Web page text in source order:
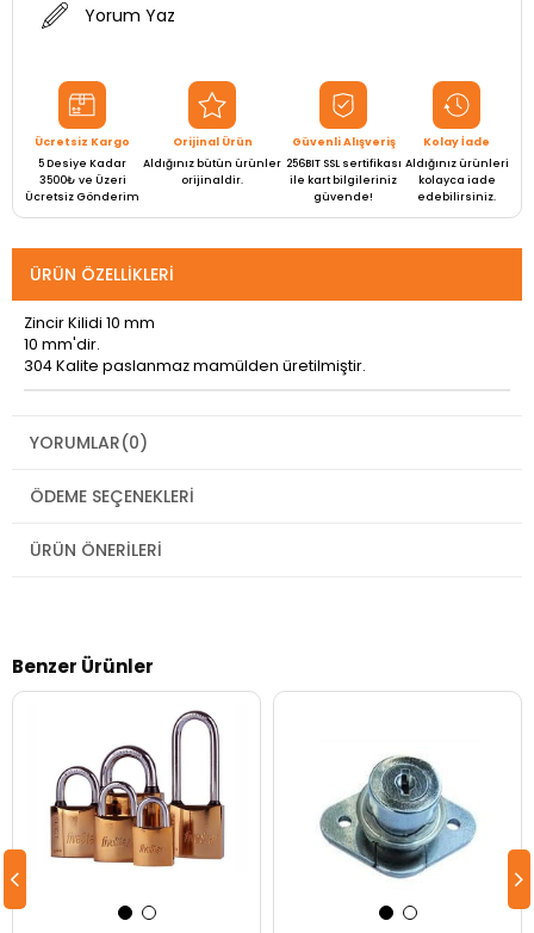
Yorum Yaz
Ücretsiz Kargo
5 Desiye Kadar
3500₺ ve Üzeri
Ücretsiz Gönderim
Orijinal Ürün
Aldığınız bütün ürünler
orijinaldir.
Güvenli Alışveriş
256BIT SSL sertifikası
ile kart bilgileriniz
güvende!
Kolay İade
Aldığınız ürünleri
kolayca iade
edebilirsiniz.
ÜRÜN ÖZELLIKLERI
Zincir Kilidi 10 mm
10 mm'dir.
304 Kalite paslanmaz mamülden üretilmiştir.
YORUMLAR(0)
ÖDEME SEÇENEKLERI
ÜRÜN ÖNERILERI
Benzer Ürünler